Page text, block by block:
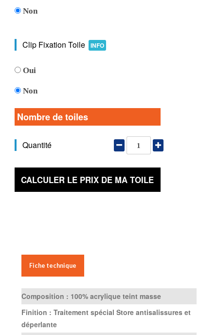
Non
Clip Fixation Toile INFO
Oui
Non
Nombre de toiles
Quantité
CALCULER LE PRIX DE MA TOILE
Fiche technique
Composition : 100% acrylique teint masse
Finition : Traitement spécial Store antisalissures et
déperlante